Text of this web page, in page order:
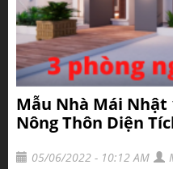
Mẫu Nhà Mái Nhật
Nông Thôn Diện
05/06/2022 - 10:12 AM